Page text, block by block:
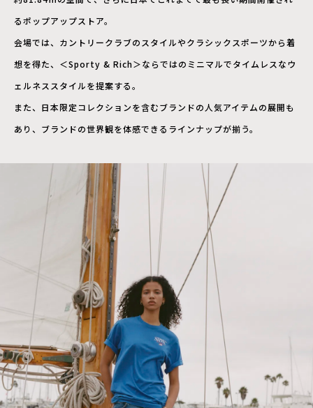
るポップアップストア。
会場では、カントリークラブのスタイルやクラシックスポーツから着
想を得た、＜Sporty & Rich＞ならではのミニマルでタイムレスなウ
ェルネススタイルを提案する。
また、日本限定コレクションを含むブランドの人気アイテムの展開も
あり、ブランドの世界観を体感できるラインナップが揃う。